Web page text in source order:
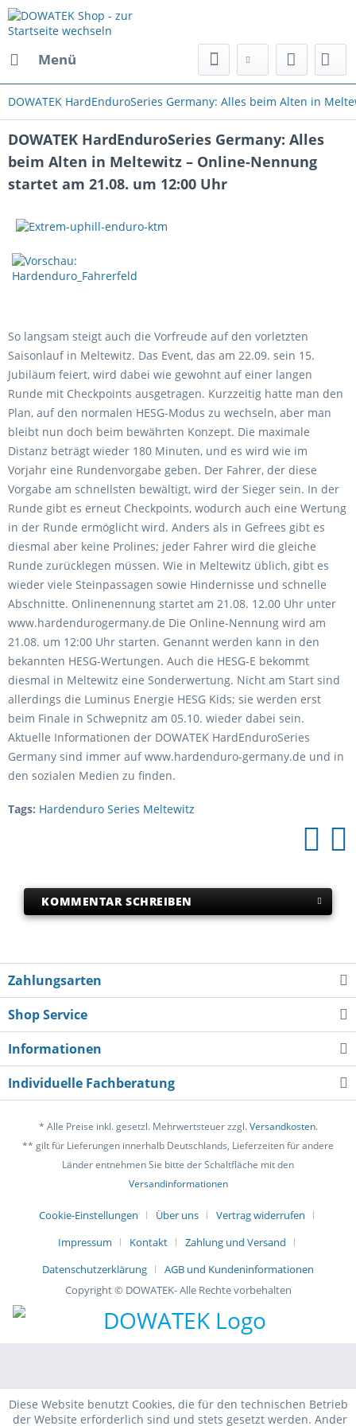
Menü
DOWATEK HardEnduroSeries Germany: Alles beim Alten in
DOWATEK HardEnduroSeries Germany: Alles
beim Alten in Meltewitz – Online-Nennung
startet am 21.08. um 12:00 Uhr
So langsam steigt auch die Vorfreude auf den vorletzten
Saisonlauf in Meltewitz. Das Event, das am 22.09. sein 15.
Jubiläum feiert, wird dabei wie gewohnt auf einer langen
Runde mit Checkpoints ausgetragen. Kurzzeitig hatte man den
Plan, auf den normalen HESG-Modus zu wechseln, aber man
bleibt nun doch beim bewährten Konzept. Die maximale
Distanz beträgt wieder 180 Minuten, und es wird wie im
Vorjahr eine Rundenvorgabe geben. Der Fahrer, der diese
Vorgabe am schnellsten bewältigt, wird der Sieger sein. In der
Runde gibt es erneut Checkpoints, wodurch auch eine Wertung
in der Runde ermöglicht wird. Anders als in Gefrees gibt es
diesmal aber keine Prolines; jeder Fahrer wird die gleiche
Runde zurücklegen müssen. Wie in Meltewitz üblich, gibt es
wieder viele Steinpassagen sowie Hindernisse und schnelle
Abschnitte. Onlinenennung startet am 21.08. 12.00 Uhr unter
www.hardendurogermany.de Die Online-Nennung wird am
21.08. um 12:00 Uhr starten. Genannt werden kann in den
bekannten HESG-Wertungen. Auch die HESG-E bekommt
diesmal in Meltewitz eine Sonderwertung. Nicht am Start sind
allerdings die Luminus Energie HESG Kids; sie werden erst
beim Finale in Schwepnitz am 05.10. wieder dabei sein.
Aktuelle Informationen der DOWATEK HardEnduroSeries
Germany sind immer auf www.hardenduro-germany.de und in
den sozialen Medien zu finden.
Tags: Hardenduro Series Meltewitz
KOMMENTAR SCHREIBEN
Zahlungsarten
Shop Service
Informationen
Individuelle Fachberatung
* Alle Preise inkl. gesetzl. Mehrwertsteuer zzgl.Versandkosten.
** gilt für Lieferungen innerhalb Deutschlands, Lieferzeiten für andere
Länder entnehmen Sie bitte der Schaltfläche mit den
Versandinformationen
Cookie-Einstellungen Über uns
Vertrag widerrufen
Impressum
Kontakt
Zahlung und Versand
Datenschutzerklärung
AGB und Kundeninformationen
Copyright © DOWATEK- Alle Rechte vorbehalten
Diese Website benutzt Cookies, die für den technischen Betrieb
der Website erforderlich sind und stets gesetzt werden. Ander